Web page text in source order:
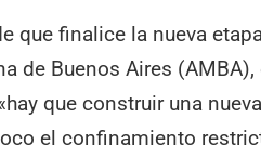
que finalice la nueva
de Buenos Aires
que construir una
el confinamiento